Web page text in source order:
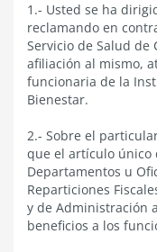
1.- Usted se ha
reclamando en
Servicio de Salud de
afiliación al mismo,
funcionaria de la
Bienestar.
2.- Sobre el
que el artículo único
Departamentos u
Reparticiones
y de Administración
beneficios a los